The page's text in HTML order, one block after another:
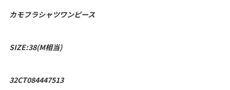
カモフラシャツワンピース
SIZE:38(M相当)
32CT084447513